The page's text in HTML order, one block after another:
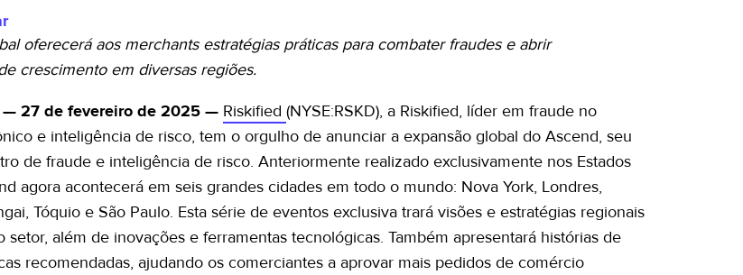
oferecerá aos merchants estratégias práticas para combater fraudes e abrir
crescimento em diversas regiões.
— 27 de fevereiro de 2025 — Riskified (NYSE:RSKD), a Riskified, líder em fraude no
e inteligência de risco, tem o orgulho de anunciar a expansão global do Ascend, seu
de fraude e inteligência de risco. Anteriormente realizado exclusivamente nos Estados
agora acontecerá em seis grandes cidades em todo o mundo: Nova York, Londres,
Tóquio e São Paulo. Esta série de eventos exclusiva trará visões e estratégias regionais
setor, além de inovações e ferramentas tecnológicas. Também apresentará histórias de
recomendadas, ajudando os comerciantes a aprovar mais pedidos de comércio